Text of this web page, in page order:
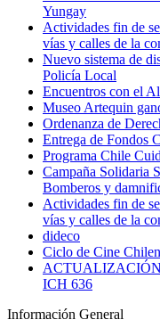
Yungay
Actividades fin de
vías y calles de la
Nuevo sistema de
Policía Local
Encuentros con el
Museo Artequin
Ordenanza de
Entrega de Fondos
Programa Chile
Campaña Solidaria
Bomberos y
Actividades fin de
vías y calles de la
dideco
Ciclo de Cine
ICH 636
Información General